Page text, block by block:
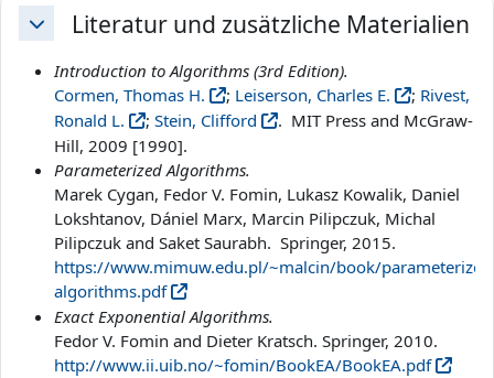
EinklappenLiteratur und zusätzliche Materialien
Introduction to Algorithms (3rd Edition).
Cormen, Thomas H.
; Leiserson, Charles E. ; Rivest,
Ronald L.
; Stein, Clifford
. MIT Press and McGraw-
Hill, 2009 [1990].
Parameterized Algorithms.
Marek Cygan, Fedor V. Fomin, Lukasz Kowalik, Daniel
Lokshtanov, Dániel Marx, Marcin Pilipczuk, Michal
Pilipczuk and Saket Saurabh. Springer, 2015.
https://www.mimuw.edu.pl/~malcin/book/
algorithms.pdf
Exact Exponential Algorithms.
Fedor V. Fomin and Dieter Kratsch. Springer, 2010.
http://www.ii.uib.no/~fomin/BookEA/BookEA.pdf